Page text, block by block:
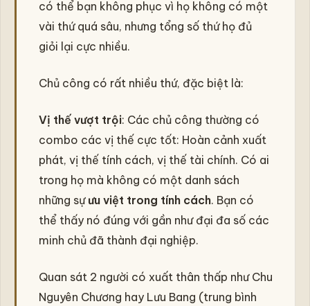
có thể bạn không phục vì họ không có một
vài thứ quá sâu, nhưng tổng số thứ họ đủ
giỏi lại cực nhiều.
Chủ công có rất nhiều thứ, đặc biệt là:
Vị thế vượt trội: Các chủ công thường có
combo các vị thế cực tốt: Hoàn cảnh xuất
phát, vị thế tính cách, vị thế tài chính. Có ai
trong họ mà không có một danh sách
những sự ưu việt trong tính cách. Bạn có
thể thấy nó đúng với gần như đại đa số các
minh chủ đã thành đại nghiệp.
Quan sát 2 người có xuất thân thấp như Chu
Nguyên Chương hay Lưu Bang (trung bình